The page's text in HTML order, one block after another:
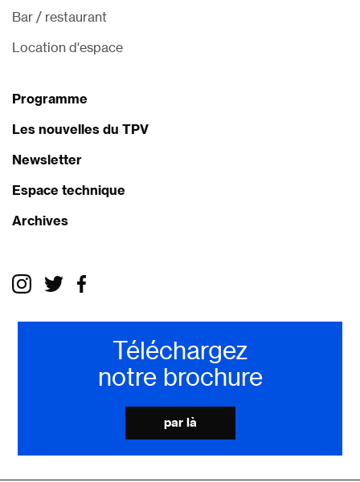
Bar / restaurant
Location d'espace
Programme
Les nouvelles du TPV
Newsletter
Espace technique
Archives
Téléchargez
notre brochure
par là